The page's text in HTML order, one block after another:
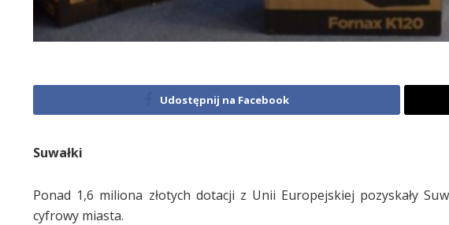
Udostępnij na Facebook
Suwałki
Ponad 1,6 miliona złotych dotacji z Unii Europejskiej pozyskały
cyfrowy miasta.